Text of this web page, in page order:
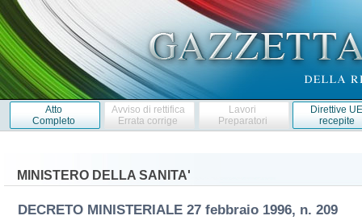
Atto
Completo
Avviso di rettifica
Errata corrige
Lavori
Preparatori
Direttive
recepite
MINISTERO DELLA SANITA'
DECRETO MINISTERIALE 27 febbraio 1996, n. 209